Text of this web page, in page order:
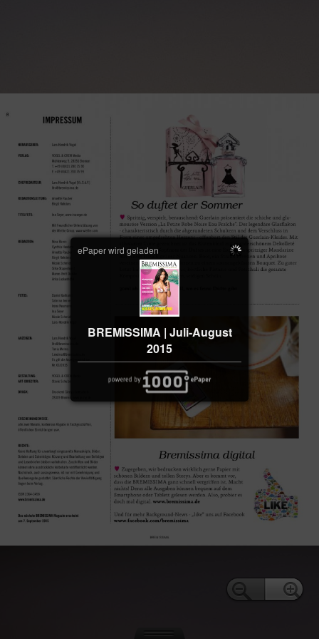
ePaper wird geladen
BREMISSIMA | Juli-August
2015